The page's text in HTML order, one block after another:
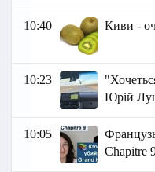
10:40 Киви -
10:23
Юрій
10:05
Chapitre